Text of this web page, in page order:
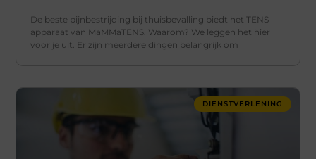
De beste pijnbestrijding bij thuisbevalling biedt het TENS
apparaat van MaMMaTENS. Waarom? We leggen het hier
voor je uit. Er zijn meerdere dingen belangrijk om
DIENSTVERLENING